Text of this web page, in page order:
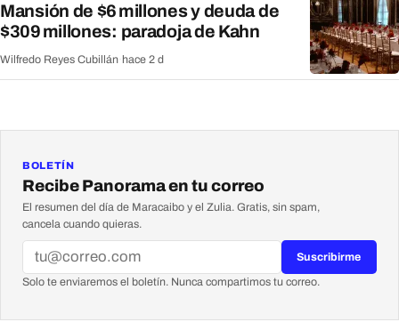
Mansión de $6 millones y deuda de
$309 millones: paradoja de Kahn
Wilfredo Reyes Cubillán hace 2 d
BOLETÍN
Recibe Panorama en tu correo
El resumen del día de Maracaibo y el Zulia. Gratis, sin spam,
cancela cuando quieras.
Suscribirme
Solo te enviaremos el boletín. Nunca compartimos tu correo.